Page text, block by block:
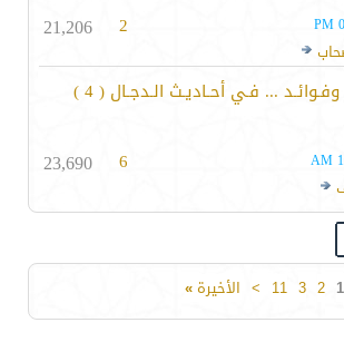
2
21,206
... فـي أحـاديـث الـدجـال ( 4 )
6
23,690
1
2
3
11
> الأخيرة»